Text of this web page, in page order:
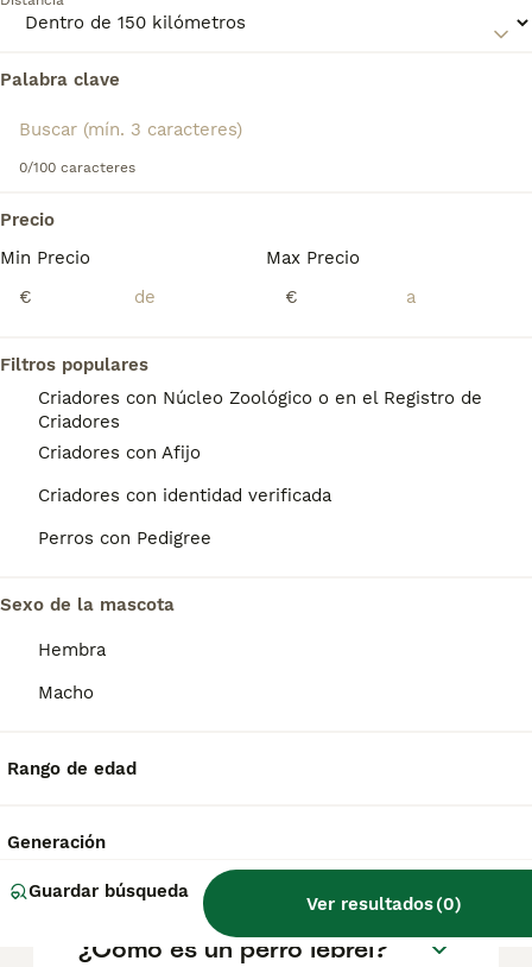
Palabra clave
0/100 caracteres
Precio
Min Precio
€
Max Precio
€
Filtros populares
Criadores con Núcleo Zoológico o en el Registro de
Criadores
Criadores con Afijo
Criadores con identidad verificada
Perros con Pedigree
Sexo de la mascota
Hembra
Macho
Rango de edad
Generación
Guardar búsqueda
Ver resultados(0)
perro.Encontramos 0 Lebrel Irlandés Cachorros en
Si deseas exactamente esta búsqueda guarda tu
búsqueda y espera el resultado perfecto:
Preguntas frecuentes
¿Cuánto cuesta un lebrel
irlandés?
El coste de adquisición de esta raza puede
variar según factores como el pedigrí, la
reputación del criador y la ubicación
geográfica. Es fundamental acudir a
Informarse bien y comparar opciones antes
decisión.
¿Es el lebrel irlandés un buen
perro de familia?
¿Cómo es un perro lebrel?